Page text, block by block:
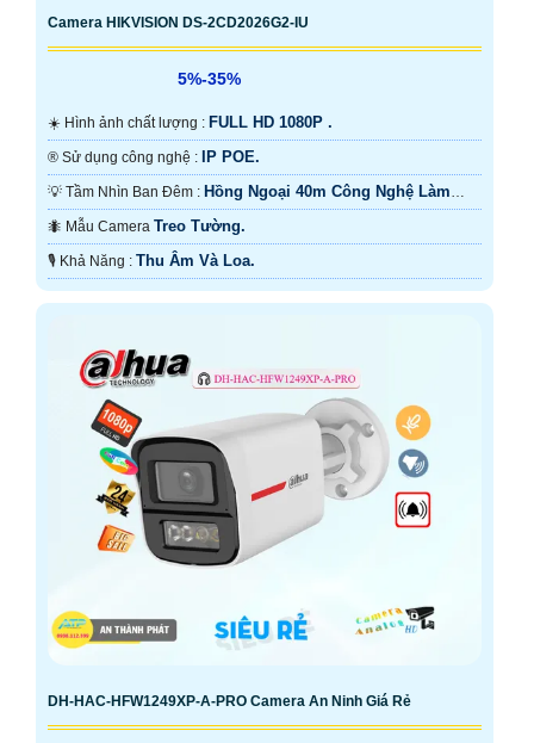
Camera HIKVISION DS-2CD2026G2-IU
5%-35%
☀️ Hình ảnh chất lượng : FULL HD 1080P .
®️ Sử dụng công nghệ : IP POE.
💡 Tầm Nhìn Ban Đêm : Hồng Ngoại 40m Công Nghệ Làm
Lạnh iAUTO-X.
🐜 Mẫu Camera Treo Tường.
️🎙 Khả Năng : Thu Âm Và Loa.
DH-HAC-HFW1249XP-A-PRO Camera An Ninh Giá Rẻ